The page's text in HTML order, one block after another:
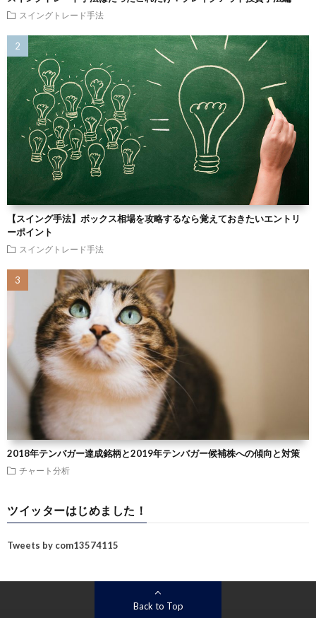
スイングトレード手法
【スイング手法】ボックス相場を攻略するなら覚えておきたいエントリ
ーポイント
スイングトレード手法
2018年テンバガー達成銘柄と2019年テンバガー候補株への傾向と対策
チャート分析
ツイッターはじめました！
Tweets by com13574115
Back to Top